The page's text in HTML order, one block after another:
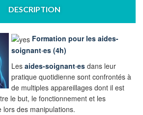
DESCRIPTION
Formation pour les aides-
soignant·es (4h)
Les aides-soignant·es dans leur
pratique quotidienne sont confrontés à
de multiples appareillages dont il est
le but, le fonctionnement et les
des manipulations.